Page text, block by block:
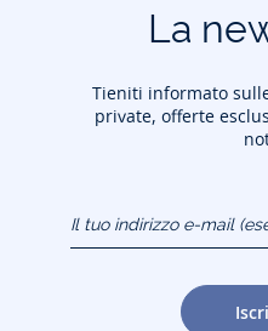
La
Tieniti informato
private, offerte
(esempio:
jacquesadit@gmail.com)